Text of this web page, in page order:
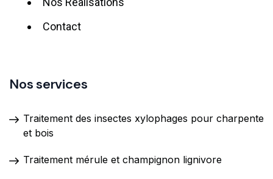
Contact
Nos services
Traitement des insectes xylophages pour charpente
et bois
Traitement mérule et champignon lignivore